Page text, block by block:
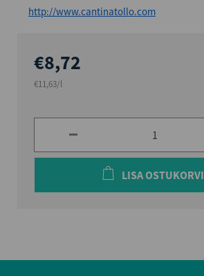
http://www.cantinatollo.com
€8,72
€11,63/l
LISA OSTUKORVI